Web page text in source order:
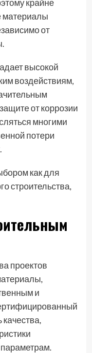
крайне
материалы
от
высокой
воздействиям,
от коррозии
многими
потери
как для
строительства,
проектов
и